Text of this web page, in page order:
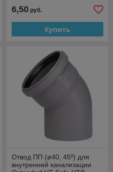
6,50 руб.
Купить
Отвод ПП (ø40, 45º) для
внутренней канализации